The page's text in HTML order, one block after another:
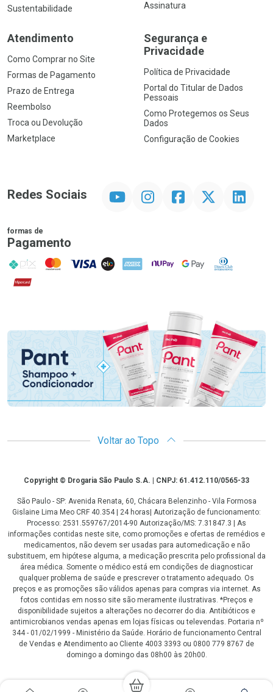
Sustentabilidade
Assinatura
Atendimento
Como Comprar no Site
Formas de Pagamento
Prazo de Entrega
Reembolso
Troca ou Devolução
Marketplace
Segurança e
Privacidade
Política de Privacidade
Portal do Titular de Dados
Pessoais
Como Protegemos os Seus
Dados
Configuração de Cookies
Redes Sociais InstagramFacebookTwitter Linkedin
formas de
Pagamento
PIX MasterCard
VISA ELO AMEX NuPay Google PayDiners Club
Hipercard
Promoção em Destaque
Voltar ao Topo
CopyrightCopyright © Drogaria São Paulo S.A. | CNPJ: 61.412.110/0565-33
São Paulo - SP: Avenida Renata, 60, Chácara Belenzinho - Vila Formosa
Gislaine Lima Meo CRF 40.354 | 24 horas| Autorização de funcionamento:
Processo: 2531.559767/2014-90 Autorização/MS: 7.31847.3 | As
informações contidas neste site, como promoções e ofertas de remédios e
medicamentos, não devem ser usadas para automedicação e não
substituem, em hipótese alguma, a medicação prescrita pelo profissional da
área médica. Somente o médico está em condições de diagnosticar
qualquer problema de saúde e prescrever o tratamento adequado. Os
preços e as promoções são válidos apenas para compras via internet. As
fotos contidas em nosso site são meramente ilustrativas. *Preços e
disponibilidade sujeitos a alterações no decorrer do dia. Antibióticos e
antimicrobianos vendas apenas em lojas físicas ou televendas. Portaria nº
344 - 01/02/1999 - Ministério da Saúde. Horário de funcionamento Central
de Vendas e Atendimento ao Cliente 4003 3393 ou 0800 779 8767 de
domingo a domingo das 08h00 às 20h00.
LGPD Aceite os Cookies